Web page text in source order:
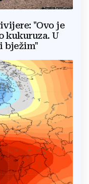
"Ovo je
kukuruza. U
bježim"